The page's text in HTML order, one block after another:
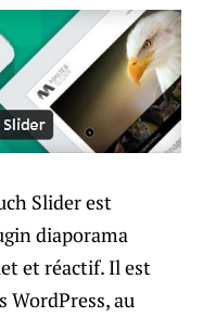
Slider est
diaporama
et réactif. Il est
WordPress, au